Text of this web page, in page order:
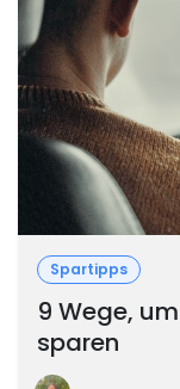
Spartipps
9 Wege,
sparen